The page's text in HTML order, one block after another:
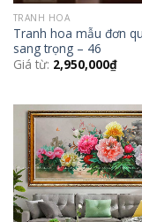
TRANH HOA
Tranh hoa mẫu đơn
sang trọng – 46
Giá từ: 2,950,000₫